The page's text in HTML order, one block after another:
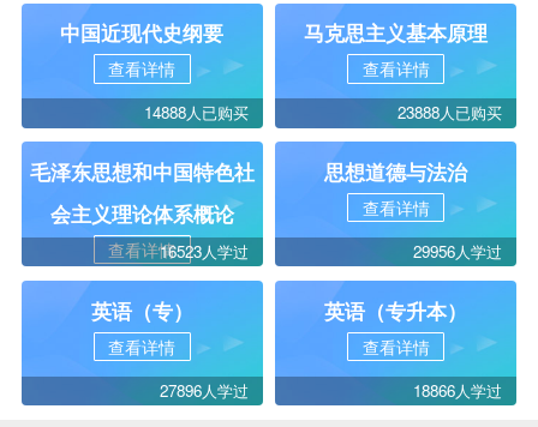
中国近现代史纲要
查看详情
14888人已购买
马克思主义基本原理
查看详情
23888人已购买
毛泽东思想和中国特色社
会主义理论体系概论
查看详情16523人学过
思想道德与法治
查看详情
29956人学过
英语（专）
查看详情
27896人学过
英语（专升本）
查看详情
18866人学过